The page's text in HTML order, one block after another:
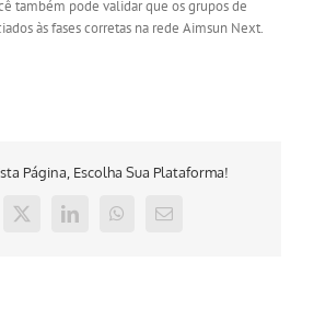
também pode validar que os grupos de
às fases corretas na rede Aimsun Next.
Página, Escolha Sua Plataforma!
X LinkedInWhatsApp
E-